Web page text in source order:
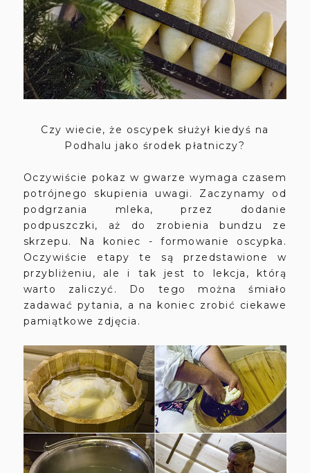
Czy wiecie, że oscypek służył kiedyś na
Podhalu jako środek płatniczy?
Oczywiście pokaz w gwarze wymaga czasem
potrójnego skupienia uwagi. Zaczynamy od
podgrzania mleka, przez dodanie
podpuszczki, aż do zrobienia bundzu ze
skrzepu. Na koniec - formowanie oscypka.
Oczywiście etapy te są przedstawione w
przybliżeniu, ale i tak jest to lekcja, którą
warto zaliczyć. Do tego można śmiało
zadawać pytania, a na koniec zrobić ciekawe
pamiątkowe zdjęcia.